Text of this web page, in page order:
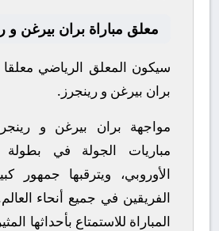
معلق مباراة بران بيرغن و
سيكون المعلق الرياضي معلقا
بران بيرغن و رينجرز.
مواجهة بران بيرغن و
مباريات الجولة في بطولة
الأوروبي، ويترقبها
الفريقين في جميع أنحاء
المباراة للاستمتاع بأحداثها